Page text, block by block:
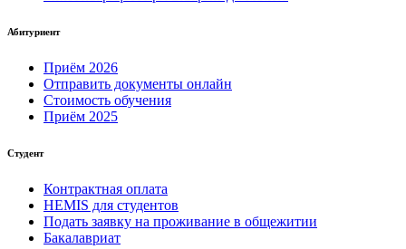
Абитуриент
Приём 2026
Отправить документы онлайн
Стоимость обучения
Приём 2025
Студент
Контрактная оплата
HEMIS для студентов
Подать заявку на проживание в общежитии
Бакалавриат